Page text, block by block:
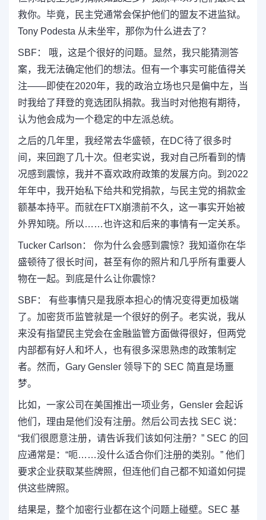
救你。毕竟，民主党通常会保护他们的盟友不进监狱。
Tony Podesta 从未坐牢，那你为什么进去了？
SBF： 哦，这是个很好的问题。显然，我只能猜测答
案，我无法确定他们的想法。但有一个事实可能值得关
注——即使在2020年，我的政治立场也只是偏中左，当
时我给了拜登的竞选团队捐款。我当时对他抱有期待，
认为他会成为一个稳定的中左派总统。
之后的几年里，我经常去华盛顿，在DC待了很多时
间，来回跑了几十次。但老实说，我对自己所看到的情
况感到震惊，我并不喜欢政府政策的发展方向。到2022
年年中，我开始私下给共和党捐款，与民主党的捐款金
额基本持平。而就在FTX崩溃前不久，这一事实开始被
外界知晓。所以……也许这和后来的事情有一定关系。
Tucker Carlson： 你为什么会感到震惊？我知道你在华
盛顿待了很长时间，甚至有你的照片和几乎所有重要人
物在一起。到底是什么让你震惊？
SBF： 有些事情只是我原本担心的情况变得更加极端
了。加密货币监管就是一个很好的例子。老实说，我从
来没有指望民主党会在金融监管方面做得很好，但两党
内部都有好人和坏人，也有很多深思熟虑的政策制定
者。然而，Gary Gensler 领导下的 SEC 简直是场噩
梦。
比如，一家公司在美国推出一项业务，Gensler 会起诉
他们，理由是他们没有注册。然后公司去找 SEC 说：
“我们很愿意注册，请告诉我们该如何注册？” SEC 的回
应通常是：“呃……没什么适合你们注册的类别。” 他们
要求企业获取某些牌照，但连他们自己都不知道如何提
供这些牌照。
结果是，整个加密行业都在这个问题上碰壁。SEC 基